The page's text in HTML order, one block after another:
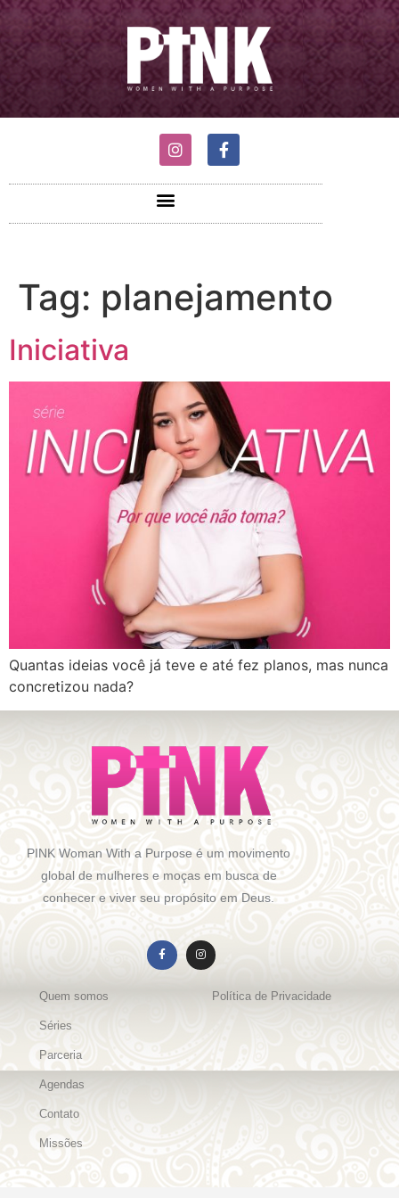
Tag: planejamento
Iniciativa
Quantas ideias você já teve e até fez planos, mas nunca
concretizou nada?
PINK Woman With a Purpose é um movimento
global de mulheres e moças em busca de
conhecer e viver seu propósito em Deus.
Quem somos
Séries
Parceria
Agendas
Contato
Missões
Política de Privacidade